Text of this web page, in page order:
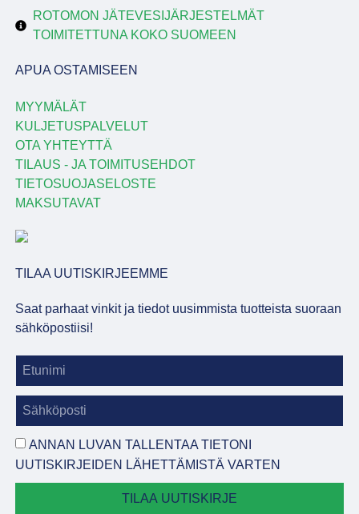
ROTOMON JÄTEVESIJÄRJESTELMÄT
TOIMITETTUNA KOKO SUOMEEN
APUA OSTAMISEEN
MYYMÄLÄT
KULJETUSPALVELUT
OTA YHTEYTTÄ
TILAUS - JA TOIMITUSEHDOT
TIETOSUOJASELOSTE
MAKSUTAVAT
TILAA UUTISKIRJEEMME
Saat parhaat vinkit ja tiedot uusimmista tuotteista suoraan
sähköpostiisi!
ANNAN LUVAN TALLENTAA TIETONI
UUTISKIRJEIDEN LÄHETTÄMISTÄ VARTEN
TILAA UUTISKIRJE